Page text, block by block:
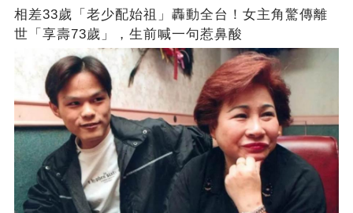
相差33歲「老少配始祖」轟動全台！女主角驚傳離
世「享壽73歲」，生前喊一句惹鼻酸